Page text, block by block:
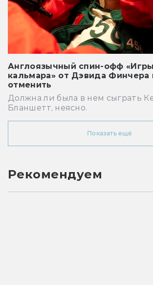
Англоязычный спин-офф
кальмара» от Дэвида Финчера
отменить
Должна ли была в нем сыграть
Бланшетт, неясно.
Показать ещё
Рекомендуем